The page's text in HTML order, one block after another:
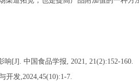
[J]. 中国食品学报, 2021, 21(2):152-160.
发,2024,45(10):1-7.